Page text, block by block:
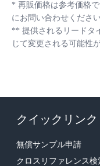
* 再販価格は参考価格
にお問い合わせください
** 提供されるリードタ
じて変更される可能性
クイックリンク
無償サンプル申請
クロスリファレンス検